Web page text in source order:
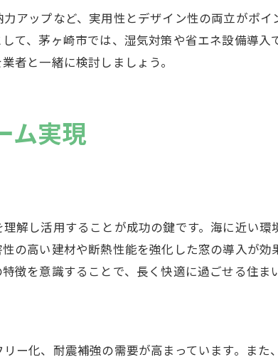
がもたらす生活の変化
ームで快適な空間を実現する方法
が高まる内装リフォームの工夫
ーム事例で見る生活改善のヒント
アップなど、実用性とデザイン性の両立がポイ
て、茅ヶ崎市では、湿気対策や省エネ設備導入
者と一緒に検討しましょう。
ム実現
解し活用することが成功の鍵です。海に近い
の高い建材や断熱性能を強化した窓の導入が効
を意識することで、長く快適に過ごせる住ま
ー化、耐震補強の需要が高まっています。また